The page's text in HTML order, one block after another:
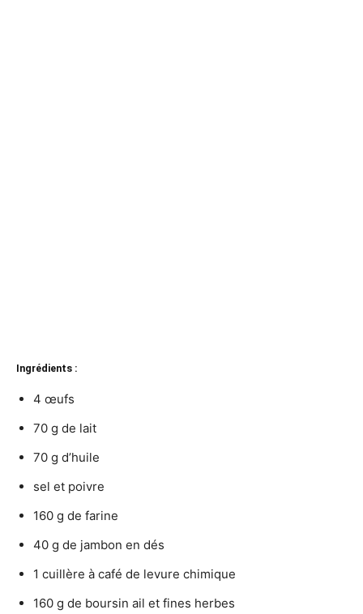
Ingrédients :
4 œufs
70 g de lait
70 g d’huile
sel et poivre
160 g de farine
40 g de jambon en dés
1 cuillère à café de levure chimique
160 g de boursin ail et fines herbes